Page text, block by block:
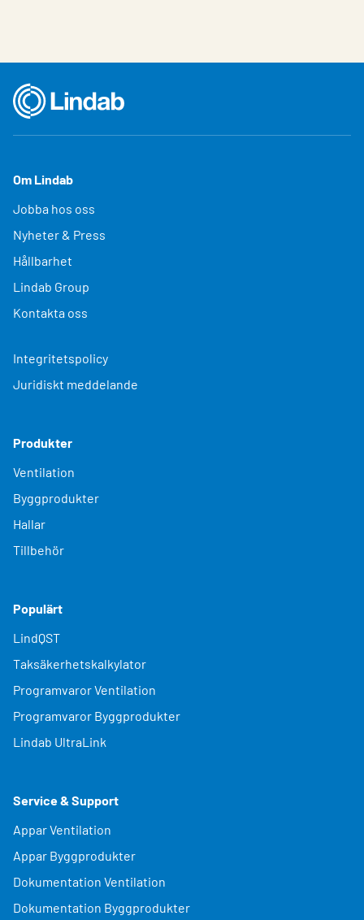
Om Lindab
Jobba hos oss
Nyheter & Press
Hållbarhet
Lindab Group
Kontakta oss
Integritetspolicy
Juridiskt meddelande
Produkter
Ventilation
Byggprodukter
Hallar
Tillbehör
Populärt
LindQST
Taksäkerhetskalkylator
Programvaror Ventilation
Programvaror Byggprodukter
Lindab UltraLink
Service & Support
Appar Ventilation
Appar Byggprodukter
Dokumentation Ventilation
Dokumentation Byggprodukter